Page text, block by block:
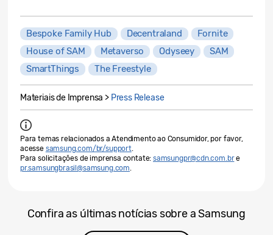
Bespoke Family Hub Decentraland
Fornite
House of SAM
Metaverso Odyseey
SAM
SmartThings
The Freestyle
Materiais de Imprensa > Press Release
Para temas relacionados a Atendimento ao Consumidor, por favor,
acesse samsung.com/br/support.
Para solicitações de imprensa contate: samsungpr@cdn.com.bre
pr.samsungbrasil@samsung.com.
Confira as últimas notícias sobre a Samsung